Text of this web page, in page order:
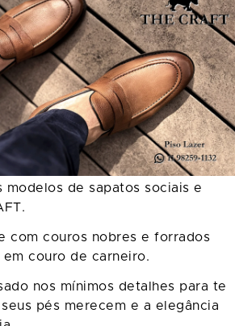
modelos de sapatos sociais e
com couros nobres e forrados
em couro de carneiro.
nos mínimos detalhes para te
pés merecem e a elegância